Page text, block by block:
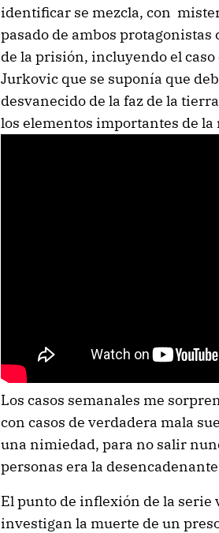
identificar se mezcla, con
pasado de ambos
de la prisión, incluyendo el
Jurkovic que se suponía que
desvanecido de la faz de la
los elementos importantes de la
Los casos semanales me
con casos de verdadera mala
una nimiedad, para no salir
personas era la
El punto de inflexión de la serie
investigan la muerte de un